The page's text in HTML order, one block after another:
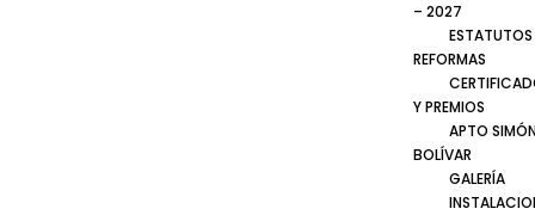
– 2027
ESTATUTOS
REFORMAS
Y PREMIOS
APTO
BOLÍVAR
GALERÍA